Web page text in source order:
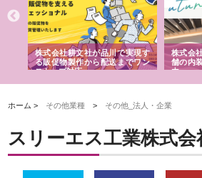
株式会社耕文社が品川で実現す
る販促物製作から配送までワン
ストップ対応
株式会
舗の内
由
ホーム > その他業種 > その他_法人・企業
スリーエス工業株式会